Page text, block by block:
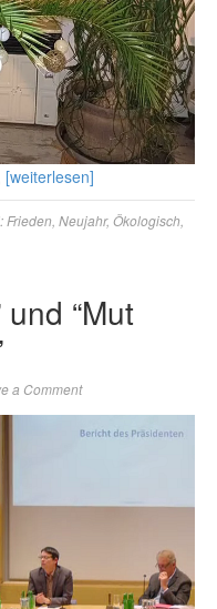
[weiterlesen]
Frieden Neujahr, Ökologisch
“Mut
a Comment